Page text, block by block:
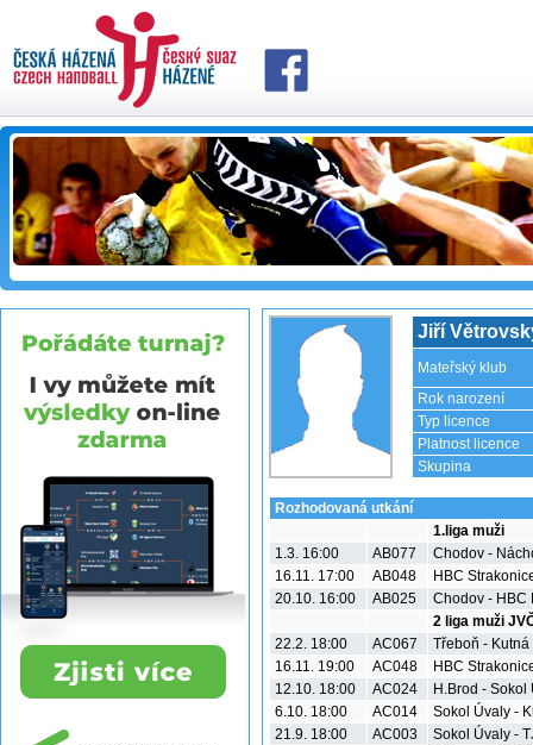
Jiří
Mateřský klub
Rok narození
Typ licence
Platnost licence
Skupina
Rozhodovaná utkání
1.liga muži
1.3. 16:00
AB077
Chodov -
16.11. 17:00
AB048
HBC
20.10. 16:00
AB025
Chodov - HBC
2 liga muži
22.2. 18:00
AC067
Třeboň - Kutná
16.11. 19:00
AC048
HBC
12.10. 18:00
AC024
H.Brod - Sokol
6.10. 18:00
AC014
Sokol Úvaly -
21.9. 18:00
AC003
Sokol Úvaly -